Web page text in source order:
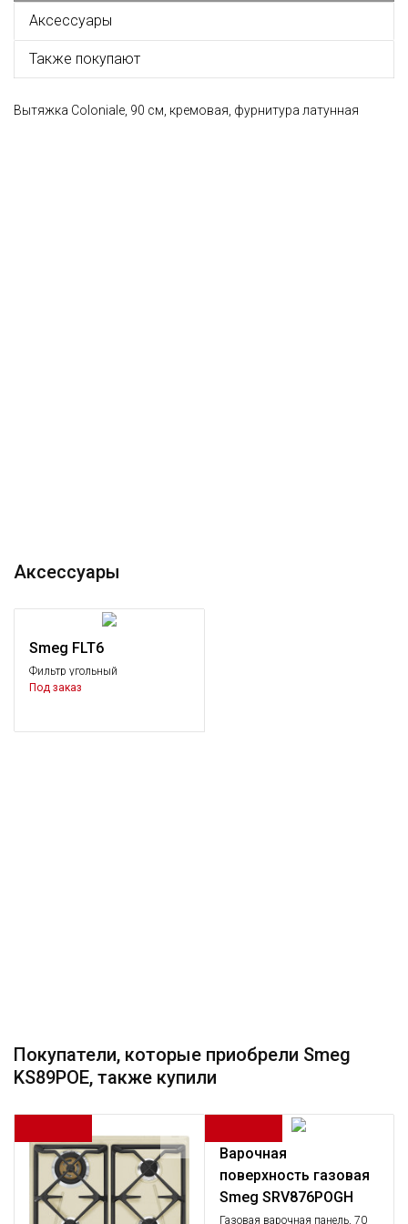
Аксессуары
Также покупают
Вытяжка Coloniale, 90 см, кремовая, фурнитура латунная
Аксессуары
Smeg FLT6
Фильтр угольный
Под заказ
Покупатели, которые приобрели Smeg
KS89POE, также купили
Варочная
поверхность газовая
Smeg SRV876POGH
Газовая варочная панель, 70